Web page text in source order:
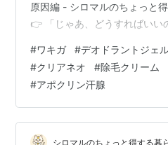
原因編 - シロマルのちょっと
👉 「じゃあ、どうすればいい
きるものです。 できることか
【目次】 1. 汗の量を抑える 2.
い） 3.アポクリン汗腺そのも
で悩まなくて大丈夫 1. 汗の量
👉 汗の量そのものを減らすこ
#ワキガ #デオドラントジェ
#クリアネオ #除毛クリーム
#アポクリン汗腺
シロマルのちょっと得する暮